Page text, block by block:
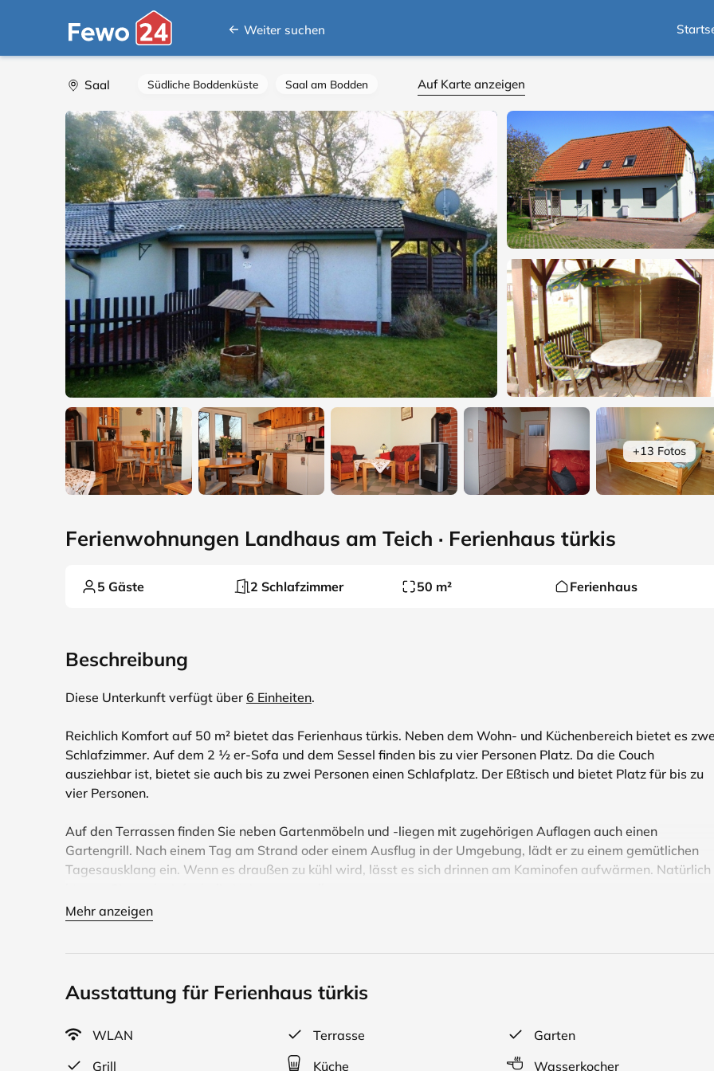
Weiter suchen
Saal Südliche Boddenküste Saal am Bodden Auf Karte anzeigen
+13 Fotos
Ferienwohnungen Landhaus am Teich · Ferienhaus türkis
5 Gäste 2 Schlafzimmer 50 m² Ferienhaus
Beschreibung
Diese Unterkunft verfügt über 6 Einheiten.
Reichlich Komfort auf 50 m² bietet das Ferienhaus türkis. Neben dem Wohn- und Küchenbereich bietet es
Schlafzimmer. Auf dem 2 ½ er-Sofa und dem Sessel finden bis zu vier Personen Platz. Da die Couch
ausziehbar ist, bietet sie auch bis zu zwei Personen einen Schlafplatz. Der Eßtisch und bietet Platz für bis zu
vier Personen.
Auf den Terrassen finden Sie neben Gartenmöbeln und -liegen mit zugehörigen Auflagen auch einen
Gartengrill. Nach einem Tag am Strand oder einem Ausflug in der Umgebung, lädt er zu einem gemütlichen
Tagesausklang ein. Wenn es draußen zu kühl wird, lässt es sich drinnen am Kaminofen aufwärmen. Natürlich
Herzlich willkommen im Landhaus am Teich!
Ausstattung. Sie sind jeweils ca. 35 (30) m² groß. Jede Wohnung verfügt über ein separates Schlafzimmer,
Bad mit WC und Dusche bzw. Badewanne. Im Wohnbereich ist jeweils eine Küchenzeile, bzw. Pantry-Küche
Mehr anzeigen
Ausstattung für Ferienhaus türkis
WLAN Terrasse
Garten
Grill
Küche
Wasserkocher